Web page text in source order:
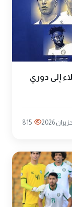
إلى دوري
815